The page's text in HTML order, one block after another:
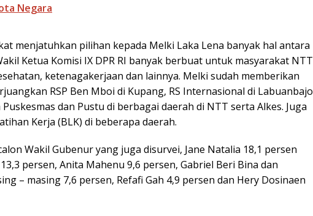
Negara
menjatuhkan pilihan kepada Melki Laka Lena banyak hal antara
Ketua Komisi IX DPR RI banyak berbuat untuk masyarakat NTT
ketenagakerjaan dan lainnya. Melki sudah memberikan
RSP Ben Mboi di Kupang, RS Internasional di Labuanbajo
dan Pustu di berbagai daerah di NTT serta Alkes. Juga
Kerja (BLK) di beberapa daerah.
Wakil Gubenur yang juga disurvei, Jane Natalia 18,1 persen
persen, Anita Mahenu 9,6 persen, Gabriel Beri Bina dan
– masing 7,6 persen, Refafi Gah 4,9 persen dan Hery Dosinaen